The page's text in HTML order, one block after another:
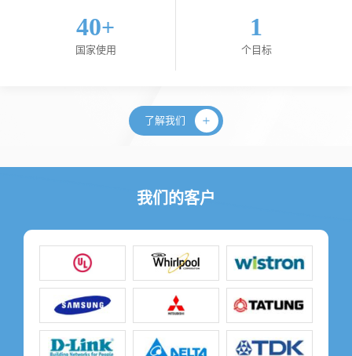
40+
国家使用
1
个目标
了解我们
我们的客户